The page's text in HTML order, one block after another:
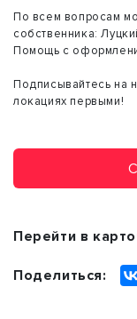
По всем вопросам
собственника:
Помощь с
Подписывайтесь на
локациях первыми!
Перейти в
Поделиться: